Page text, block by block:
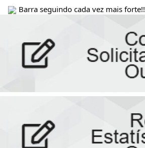
Barra seguindo cada vez mais forte!!